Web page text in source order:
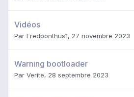
Vidéos
Par Fredponthus1, 27 novembre 2023
Warning bootloader
Par Verite, 28 septembre 2023